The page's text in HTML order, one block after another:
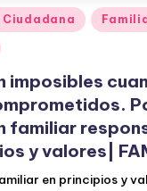
imposibles
familiar
y valores|
en principios y